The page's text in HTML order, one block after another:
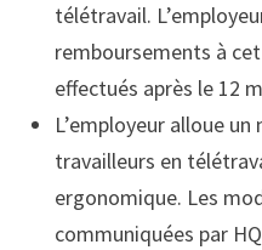
télétravail.
remboursements à
effectués après le 12
L’employeur alloue
travailleurs en
ergonomique. Les
communiquées par